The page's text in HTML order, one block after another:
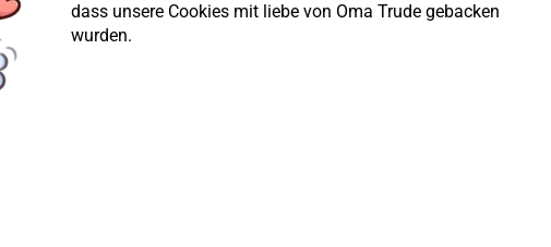
dass unsere Cookies mit liebe von Oma Trude gebacken
wurden.
uns mit dem Verkauf, der Wartung und
Kommunalgeräten.
6176 Völs